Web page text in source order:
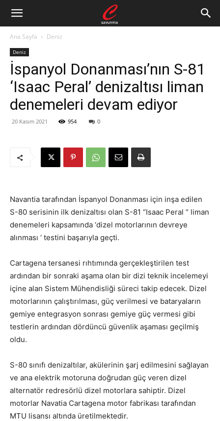
Ana Sayfa Deniz
Deniz
İspanyol Donanması’nın S-81
‘Isaac Peral’ denizaltısı liman
denemeleri devam ediyor
20 Kasım 2021 954 0
Navantia tarafından İspanyol Donanması için inşa edilen
S-80 serisinin ilk denizaltısı olan S-81 “Isaac Peral “ liman
denemeleri kapsamında ‘dizel motorlarının devreye
alınması ‘ testini başarıyla geçti.
Cartagena tersanesi rıhtımında gerçekleştirilen test
ardından bir sonraki aşama olan bir dizi teknik incelemeyi
içine alan Sistem Mühendisliği süreci takip edecek. Dizel
motorlarının çalıştırılması, güç verilmesi ve bataryaların
gemiye entegrasyon sonrası gemiye güç vermesi gibi
testlerin ardından dördüncü güvenlik aşaması geçilmiş
oldu.
S-80 sınıfı denizaltılar, akülerinin şarj edilmesini sağlayan
ve ana elektrik motoruna doğrudan güç veren dizel
alternatör redresörlü dizel motorlara sahiptir. Dizel
motorlar Navatia Cartagena motor fabrikası tarafından
MTU lisansı altında üretilmektedir.